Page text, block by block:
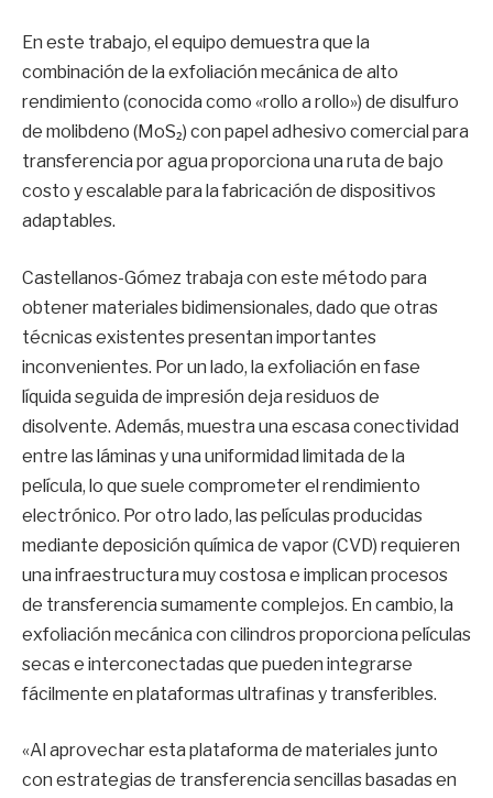
En este trabajo, el equipo demuestra que la
combinación de la exfoliación mecánica de alto
rendimiento (conocida como «rollo a rollo») de disulfuro
de molibdeno (MoS₂) con papel adhesivo comercial para
transferencia por agua proporciona una ruta de bajo
costo y escalable para la fabricación de dispositivos
adaptables.
Castellanos-Gómez trabaja con este método para
obtener materiales bidimensionales, dado que otras
técnicas existentes presentan importantes
inconvenientes. Por un lado, la exfoliación en fase
líquida seguida de impresión deja residuos de
disolvente. Además, muestra una escasa conectividad
entre las láminas y una uniformidad limitada de la
película, lo que suele comprometer el rendimiento
electrónico. Por otro lado, las películas producidas
mediante deposición química de vapor (CVD) requieren
una infraestructura muy costosa e implican procesos
de transferencia sumamente complejos. En cambio, la
exfoliación mecánica con cilindros proporciona películas
secas e interconectadas que pueden integrarse
fácilmente en plataformas ultrafinas y transferibles.
«Al aprovechar esta plataforma de materiales junto
con estrategias de transferencia sencillas basadas en